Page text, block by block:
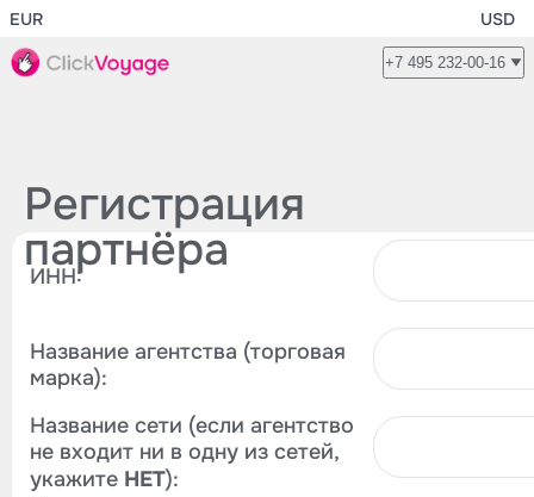
EUR USD
+7 495 232-00-16
Регистрация
партнёра
ИНН:
Название агентства (торговая
марка):
Название сети (если агентство
не входит ни в одну из сетей,
укажите НЕТ):